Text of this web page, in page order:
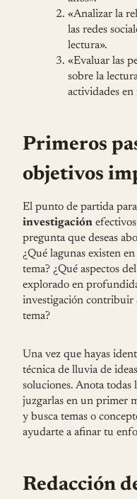
«Analizar la
las redes
lectura».
«Evaluar las
sobre la
actividades en
Primeros
objetivos
El punto de partida para
investigación
pregunta que deseas
¿Qué lagunas existen
tema? ¿Qué aspectos
explorado en
investigación contribuir
tema?
Una vez que hayas
técnica de lluvia de
soluciones. Anota todas
juzgarlas en un primer
y busca temas o
ayudarte a afinar tu
Redacción